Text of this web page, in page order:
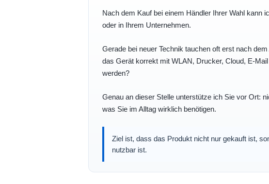
Nach dem Kauf bei einem Händler Ihrer Wahl kann
oder in Ihrem Unternehmen.
Gerade bei neuer Technik tauchen oft erst nach
das Gerät korrekt mit WLAN, Drucker, Cloud, E-
werden?
Genau an dieser Stelle unterstütze ich Sie vor Ort:
was Sie im Alltag wirklich benötigen.
Ziel ist, dass das Produkt nicht nur gekauft ist,
nutzbar ist.